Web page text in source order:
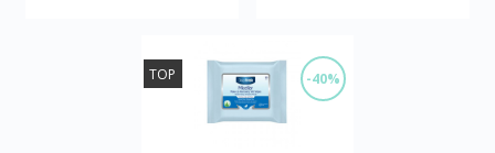
-40%
TOP